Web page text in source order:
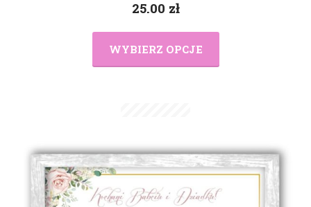
25.00 zł
WYBIERZ OPCJE